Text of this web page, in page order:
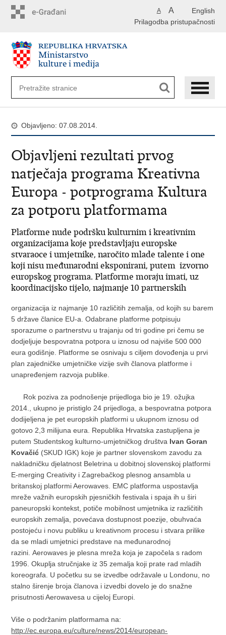
English
A A
Prilagodba pristupačnosti
Objavljeno: 07.08.2014.
Objavljeni rezultati prvog
natječaja programa Kreativna
Europa - potprograma Kultura
za potporu platformama
Platforme nude podršku kulturnim i kreativnim
organizacijama koje predstavljaju europske
stvaraoce i umjetnike, naročito mlade talente i one
koji nisu međunarodni eksponirani, putem izvorno
europskog programa. Platforme moraju imati, uz
koordinacijsko tijelo, najmanje 10 partnerskih
organizacija iz najmanje 10 različitih zemalja, od kojih su barem
5 države članice EU-a. Odabrane platforme potpisuju
sporazume o partnerstvu u trajanju od tri godine pri čemu se
dodjeljuje bespovratna potpora u iznosu od najviše 500 000
eura godišnje. Platforme se osnivaju s ciljem dovođenja u prvi
plan zajedničke umjetničke vizije svih članova platforme i
unapređenjem razvoja publike.
Rok poziva za podnošenje prijedloga bio je 19. ožujka
2014., ukupno je pristiglo 24 prijedloga, a bespovratna potpora
dodijeljena je pet europskih platformi u ukupnom iznosu od
gotovo 2,3 milijuna eura. Republika Hrvatska zastupljena je
putem Studentskog kulturno-umjetničkog društva Ivan Goran
Kovačić (SKUD IGK) koje je partner slovenskom zavodu za
nakladničku djelatnost Beletrina u dobitnoj slovenskoj platformi
E-merging Creativity i Zagrebačkog plesnog ansambla u
britanskoj platformi Aerowaves. EMC platforma uspostavlja
mreže važnih europskih pjesničkih festivala i spaja ih u širi
paneuropski kontekst, potiče mobilnost umjetnika iz različitih
europskih zemalja, povećava dostupnost poezije, obuhvaća
postojeću i novu publiku u kreativnom procesu i stvara prilike
da se mladi umjetnici predstave na međunarodnoj
razini. Aerowaves je plesna mreža koja je započela s radom
1996. Okuplja stručnjake iz 35 zemalja koji prate rad mladih
koreografa. U početku su se izvedbe održavale u Londonu, no
stalno širenje broja članova i izvedbi dovelo je do snažne
prisutnosti Aerowavesa u cijeloj Europi.
Više o podržanim platformama na:
http://ec.europa.eu/culture/news/2014/european-